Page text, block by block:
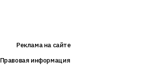
Реклама на сайте
Правовая информация